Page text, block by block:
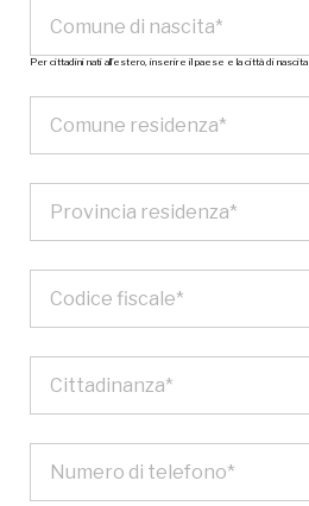
Per cittadini nati all’estero, inserire il paese e la città di nascita